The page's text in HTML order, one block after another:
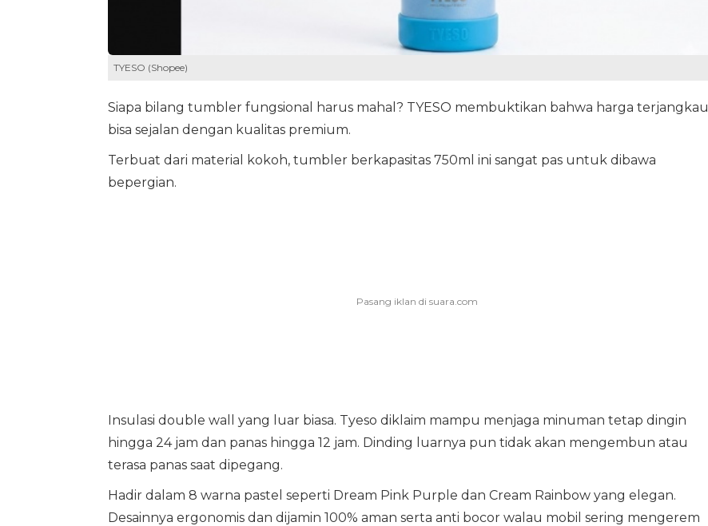
TYESO (Shopee)
Siapa bilang tumbler fungsional harus mahal? TYESO membuktikan bahwa harga terjangkau
bisa sejalan dengan kualitas premium.
Terbuat dari material kokoh, tumbler berkapasitas 750ml ini sangat pas untuk dibawa
bepergian.
Insulasi double wall yang luar biasa. Tyeso diklaim mampu menjaga minuman tetap dingin
hingga 24 jam dan panas hingga 12 jam. Dinding luarnya pun tidak akan mengembun atau
terasa panas saat dipegang.
Hadir dalam 8 warna pastel seperti Dream Pink Purple dan Cream Rainbow yang elegan.
Desainnya ergonomis dan dijamin 100% aman serta anti bocor walau mobil sering mengerem